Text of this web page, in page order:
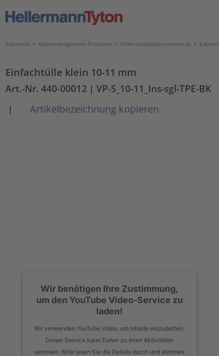
Startseite > Kabelmanagement-Produkte > Elektroinstallationsmaterial >
Einfachtülle klein 10-11 mm
Art.-Nr. 440-00012 | VP-S_10-11_Ins-sgl-TPE-BK
|
Artikelbezeichnung kopieren
Wir benötigen Ihre Zustimmung,
um den YouTube Video-Service zu
laden!
Wir verwenden YouTube Video, um Inhalte einzubetten.
Dieser Service kann Daten zu Ihren Aktivitäten
sammeln. Bitte lesen Sie die Details durch und stimmen